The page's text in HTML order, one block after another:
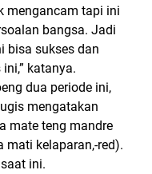
mengancam tapi ini
bangsa. Jadi
bisa sukses dan
katanya.
dua periode ini,
mengatakan
mate teng mandre
mati kelaparan,-red).
ini.